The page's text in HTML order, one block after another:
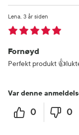
Fornøyd
3 år siden
Lena
Perfekt produkt
Var denne
0 0